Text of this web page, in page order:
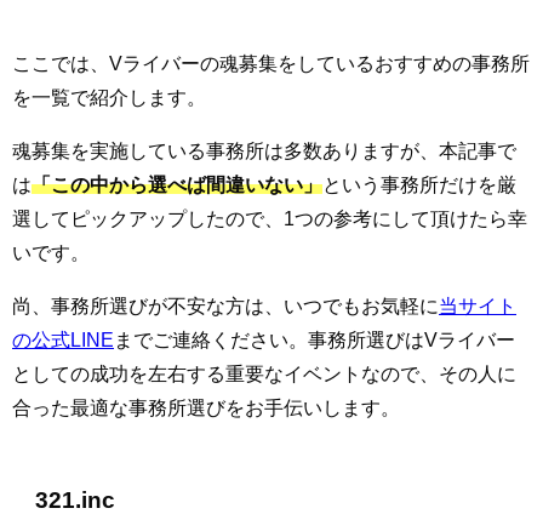
ここでは、Vライバーの魂募集をしているおすすめの事務所
を一覧で紹介します。
魂募集を実施している事務所は多数ありますが、本記事で
は「この中から選べば間違いない」という事務所だけを厳
選してピックアップしたので、1つの参考にして頂けたら幸
いです。
尚、事務所選びが不安な方は、いつでもお気軽に当サイト
の公式LINE までご連絡ください。事務所選びはVライバー
としての成功を左右する重要なイベントなので、その人に
合った最適な事務所選びをお手伝いします。
321.inc